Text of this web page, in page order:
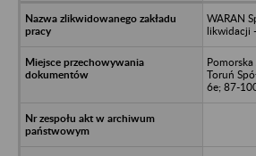
WARAN
likwidacji
Toruń
6e; 87-